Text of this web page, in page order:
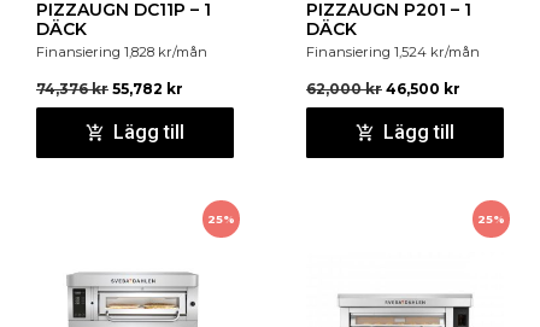
Stenhäll. Vid klassisk pizzabakning är en stenhäll
nödvändig.
Max bakningstemperatur är 350°C
PIZZAUGN DC11P – 1
DÄCK
Finansiering 1,828 kr/mån
74,376kr 55,782 kr
Lägg till
PIZZAUGN P201 – 1
DÄCK
Finansiering 1,524 kr/mån
62,000kr 46,500 kr
Lägg till
25% 25%